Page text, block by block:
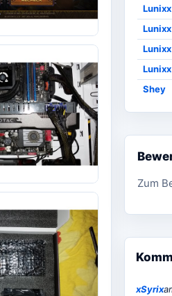
Lunixx
Lunixx
Lunixx
Lunixx
Shey
Zum
xSyrix